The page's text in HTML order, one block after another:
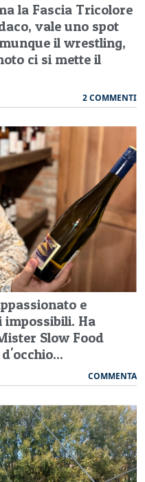
la Fascia Tricolore
vale uno spot
il wrestling,
ci si mette il
2 COMMENTI
e
impossibili. Ha
Slow Food
COMMENTA